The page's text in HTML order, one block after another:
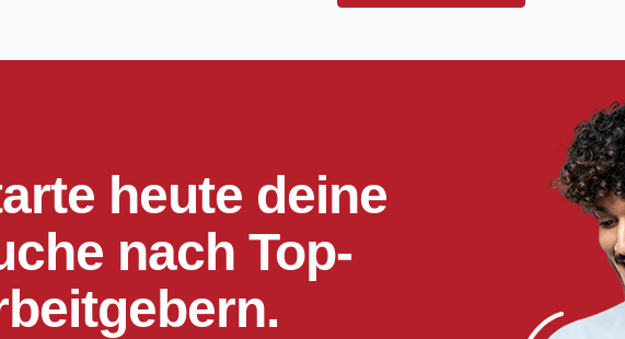
heute deine
nach Top-